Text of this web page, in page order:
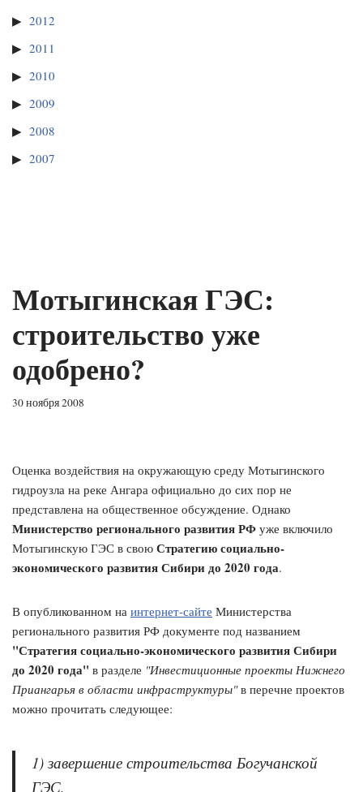
2012
2011
2010
2009
2008
2007
Мотыгинская ГЭС:
строительство уже
одобрено?
30 ноября 2008
Оценка воздействия на окружающую среду Мотыгинского
гидроузла на реке Ангара официально до сих пор не
представлена на общественное обсуждение. Однако
Министерство регионального развития РФ уже включило
Мотыгинскую ГЭС в свою Стратегию социально-
экономического развития Сибири до 2020 года.
В опубликованном на интернет-сайте Министерства
регионального развития РФ документе под названием
"Стратегия социально-экономического развития Сибири
до 2020 года" в разделе "Инвестиционные проекты Нижнего
Приангарья в области инфраструктуры"в перечне проектов
можно прочитать следующее:
1) завершение строительства Богучанской
ГЭС,